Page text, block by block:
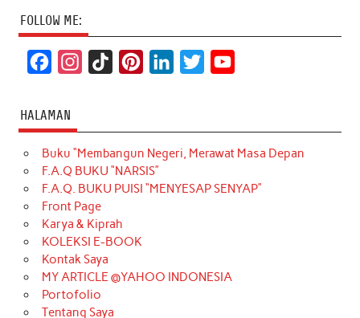
FOLLOW ME:
c
e
b
o
o
k
t
a
g
r
a
m
T
o
k
t
e
r
k
e
d
t
t
e
T
u
b
HALAMAN
Buku “Membangun Negeri, Merawat Masa Depan
F.A.Q BUKU “NARSIS”
F.A.Q. BUKU PUISI “MENYESAP SENYAP”
Front Page
Karya & Kiprah
KOLEKSI E-BOOK
Kontak Saya
MY ARTICLE @YAHOO INDONESIA
Portofolio
Tentang Saya